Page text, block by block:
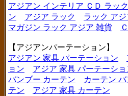
アジアン インテリア ＣＤ ラック
ン
アジア ラック
ラック アジ
マガジン ラック アジア 雑貨
【アジアンパーテーション】
アジアン 家具 パーテーション
ョン
アジア 家具 パーテーショ
バンブー カーテン
カーテン
テン
アジア 家具 カーテン